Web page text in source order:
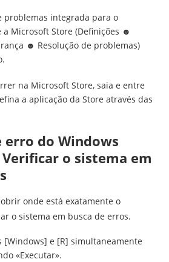
problemas integrada para o
a Microsoft Store (Definições ☻
☻ Resolução de problemas)
na Microsoft Store, saia e entre
a aplicação da Store através das
erro do Windows
Verificar o sistema em
onde está exatamente o
o sistema em busca de erros.
[Windows] e [R] simultaneamente
«Executar».